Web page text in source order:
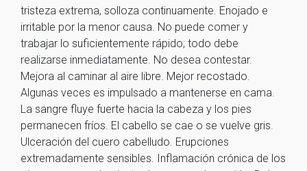
tristeza extrema, solloza continuamente. Enojado e
irritable por la menor causa. No puede comer y
trabajar lo suficientemente rápido; todo debe
realizarse inmediatamente. No desea contestar.
Mejora al caminar al aire libre. Mejor recostado.
Algunas veces es impulsado a mantenerse en cama.
La sangre fluye fuerte hacia la cabeza y los pies
permanecen fríos. El cabello se cae o se vuelve gris.
Ulceración del cuero cabelludo. Erupciones
extremadamente sensibles. Inflamación crónica de los